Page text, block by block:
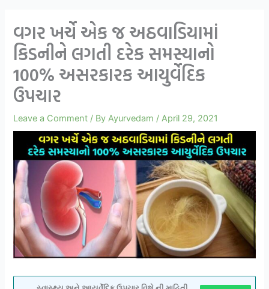
વગર ખર્ચે એક જ અઠવાડિયામાં
કિડનીને લગતી દરેક સમસ્યાનો
100% અસરકારક આયુર્વેદિક
ઉપચાર
Leave a Comment / ByAyurvedam /April 29, 2021